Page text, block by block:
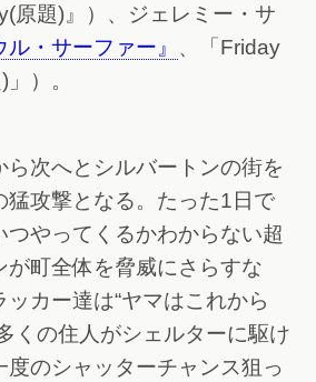
原題)』）、ジェレミー・サ
ル・サーファー』 、「Friday
）。
ら次へとシルバートンの街を
猛攻撃となる。たった1日で
つやってくるかわからない超
が町全体を脅威にさらすな
カー達は“ヤマはこれから
くの住人がシェルターに駆け
のシャッターチャンス狙っ